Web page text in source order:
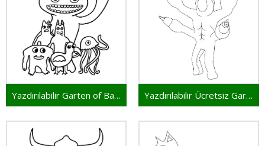
Yazdırılabilir Garten of Banban Yazdırılabilir Ücretsiz Garten of Banban